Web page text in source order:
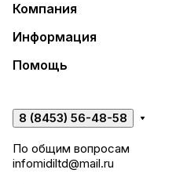
Компания
Информация
Помощь
8 (8453) 56-48-58
По общим вопросам
infomidiltd@mail.ru